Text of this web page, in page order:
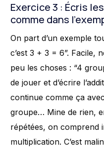
Exercice 3 : Écris
comme dans
On part d’un exemple
c’est 3 + 3 = 6”. Facile,
peu les choses : “4
de jouer et d’écrire
continue comme ça
groupe… Mine de rien,
répétées, on comprend
multiplication. C’est